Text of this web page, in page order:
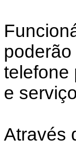
telefone
e
Através